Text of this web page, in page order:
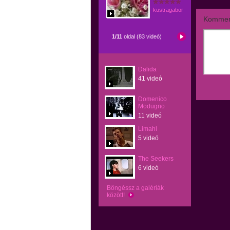
kustragabor
1/11 oldal (83 videó)
Dalida
41 videó
Domenico
Modugno
11 videó
Limahl
5 videó
The Seekers
6 videó
Böngéssz a galériák
között!